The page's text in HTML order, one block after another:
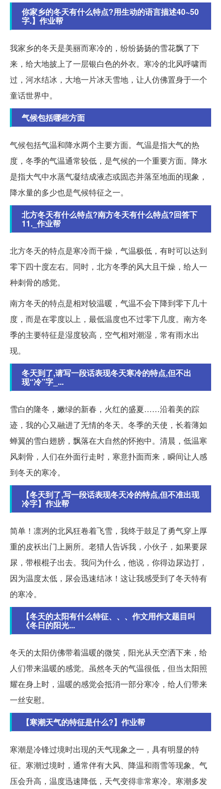
你家乡的冬天有什么特点?用生动的语言描述40~50
字.】作业帮
我家乡的冬天是美丽而寒冷的，纷纷扬扬的雪花飘了下
来，给大地披上了一层银白色的外衣。寒冷的北风呼啸而
过，河水结冰，大地一片冰天雪地，让人仿佛置身于一个
童话世界中。
气候包括哪些方面
气候包括气温和降水两个主要方面。气温是指大气的热
度，冬季的气温通常较低，是气候的一个重要方面。降水
是指大气中水蒸气凝结成液态或固态并落至地面的现象，
降水量的多少也是气候特征之一。
北方冬天有什么特点?南方冬天有什么特点?回答下
11._作业帮
北方冬天的特点是寒冷而干燥，气温极低，有时可以达到
零下四十度左右。同时，北方冬季的风大且干燥，给人一
种刺骨的感觉。
南方冬天的特点是相对较温暖，气温不会下降到零下几十
度，而是在零度以上，最低温度也不过零下几度。南方冬
季的主要特征是湿度较高，空气相对潮湿，常有雨水出
现。
冬天到了,请写一段话表现冬天寒冷的特点,但不出
现“冷”字_...
雪白的隆冬，嫩绿的新春，火红的盛夏……沿着美的踪
迹，我的心又融进了无情的冬天。冬季的天使，长着薄如
蝉翼的雪白翅膀，飘落在大自然的怀抱中。清晨，低温寒
风刺骨，人们在外面行走时，寒意扑面而来，瞬间让人感
到冬天的寒冷。
【冬天到了,写一段话表现冬天冷的特点,但不准出现
冷字】作业帮
简单！凛冽的北风狂卷着飞雪，我终于鼓足了勇气穿上厚
重的皮袄出门上厕所。老猎人告诉我，小伙子，如果要尿
尿，带根棍子出去。我问为什么，他说，你得边尿边打，
因为温度太低，尿会迅速结冰！这让我感受到了冬天特有
的寒冷。
【冬天的太阳有什么特征、、、作文用作文题目叫
《冬日的阳光...
冬天的太阳仿佛带着温暖的微笑，阳光从天空洒下来，给
人们带来温暖的感觉。虽然冬天的气温很低，但当太阳照
耀在身上时，温暖的感觉会抵消一部分寒冷，给人们带来
一丝安慰。
【寒潮天气的特征是什么?】作业帮
寒潮是冷锋过境时出现的天气现象之一，具有明显的特
征。寒潮过境时，通常伴有大风、降温和雨雪等现象。气
压会升高，温度迅速降低，天气变得非常寒冷。寒潮多发